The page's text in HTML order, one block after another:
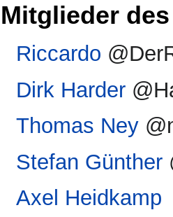
Mitglieder
Riccardo
Dirk Harder
Thomas Ney
Stefan Günther
Axel Heidkamp